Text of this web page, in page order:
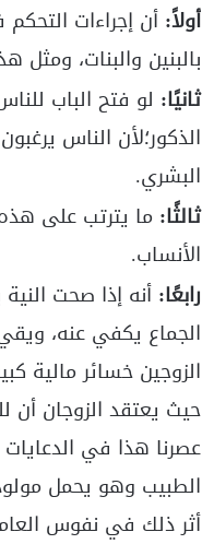
أولاً: أن إجراءات
بالبنين والبنات،
ثانيًا: لو فتح الباب
الذكور؛لأن الناس
البشري.
ثالثًا: ما يترتب على هذه
الأنساب.
رابعًا: أنه إذا صحت
الجماع يكفي عنه،
الزوجين خسائر مالية
حيث يعتقد الزوجان
عصرنا هذا في
الطبيب وهو يحمل
أثر ذلك في نفوس